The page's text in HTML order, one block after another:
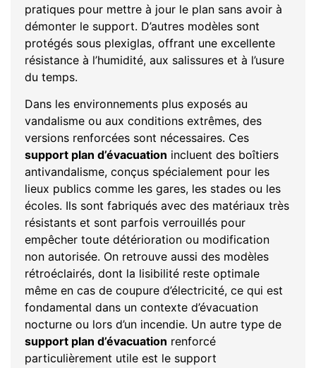
pratiques pour mettre à jour le plan sans avoir à
démonter le support. D’autres modèles sont
protégés sous plexiglas, offrant une excellente
résistance à l’humidité, aux salissures et à l’usure
du temps.
Dans les environnements plus exposés au
vandalisme ou aux conditions extrêmes, des
versions renforcées sont nécessaires. Ces
support plan d’évacuation incluent des boîtiers
antivandalisme, conçus spécialement pour les
lieux publics comme les gares, les stades ou les
écoles. Ils sont fabriqués avec des matériaux très
résistants et sont parfois verrouillés pour
empêcher toute détérioration ou modification
non autorisée. On retrouve aussi des modèles
rétroéclairés, dont la lisibilité reste optimale
même en cas de coupure d’électricité, ce qui est
fondamental dans un contexte d’évacuation
nocturne ou lors d’un incendie. Un autre type de
support plan d’évacuation renforcé
particulièrement utile est le support